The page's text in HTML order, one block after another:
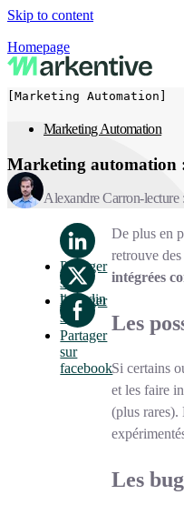
Skip to content
Homepage
[Marketing Automation]
Marketing Automation
Marketing automation
Alexandre Carron lecture
Partager
sur
linkedin
Partager
sur x
Partager
sur
facebook
De plus en
retrouve
intégrées
Les
Si certains
et les faire
(plus
Les